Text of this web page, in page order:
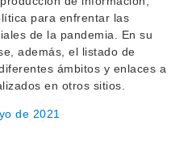
para enfrentar las
de la pandemia. En su
además, el listado de
ámbitos y enlaces a
en otros sitios.
de 2021